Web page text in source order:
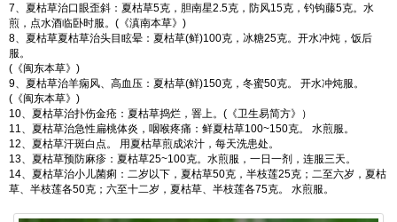
7、夏枯草治口眼歪斜：夏枯草5克，胆南星2.5克，防风15克，钓钩藤5克。水
煎，点水酒临卧时服。(《滇南本草》)
8、夏枯草夏枯草治头目眩晕：夏枯草(鲜)100克，冰糖25克。开水冲炖，饭后
服。
(《闽东本草》)
9、夏枯草治羊痫风、高血压：夏枯草(鲜)150克，冬蜜50克。 开水冲炖服。
(《闽东本草》)
10、夏枯草治扑伤金疮：夏枯草捣烂，罯上。(《卫生易简方》）
11、夏枯草治急性扁桃体炎，咽喉疼痛：鲜夏枯草100~150克。 水煎服。
12、夏枯草汗斑白点。 用夏枯草煎成浓汁，每天洗患处。
13、夏枯草预防麻疹：夏枯草25~100克。水煎服，一日一剂，连服三天。
14、夏枯草治小儿菌痢：二岁以下，夏枯草50克，半枝莲25克；二至六岁，夏枯
草、半枝莲各50克；六至十二岁，夏枯草、半枝莲各75克。 水煎服。